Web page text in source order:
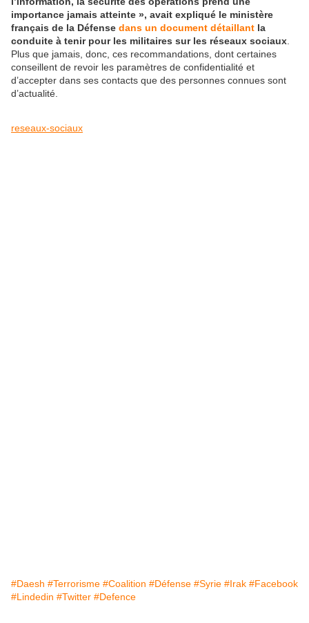
importance jamais atteinte », avait expliqué le ministère
français de la Défense dans un document détaillant la
conduite à tenir pour les militaires sur les réseaux sociaux
Plus que jamais, donc, ces recommandations, dont certaines
conseillent de revoir les paramètres de confidentialité et
d’accepter dans ses contacts que des personnes connues sont
d’actualité.
reseaux-sociaux
#Daesh #Terrorisme #Coalition #Défense #Syrie #Irak #Facebook
#Lindedin #Twitter #Defence